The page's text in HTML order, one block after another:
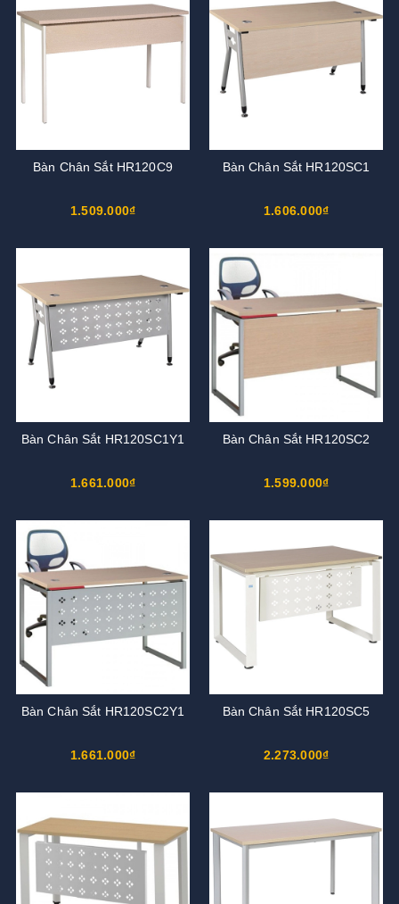
Bàn Chân Sắt HR120C9
1.509.000₫
Bàn Chân Sắt HR120SC1
1.606.000₫
Bàn Chân Sắt HR120SC1Y1
1.661.000₫
Bàn Chân Sắt HR120SC2
1.599.000₫
Bàn Chân Sắt HR120SC2Y1
1.661.000₫
Bàn Chân Sắt HR120SC5
2.273.000₫